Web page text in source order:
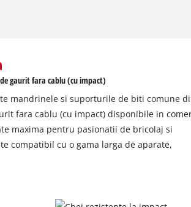
Avem
to
gaurit fara cablu (cu impact)
mandrinele si suporturile de biti comune
fara cablu (cu impact) disponibile in
maxima pentru pasionatii de bricolaj si
compatibil cu o gama larga de aparate,